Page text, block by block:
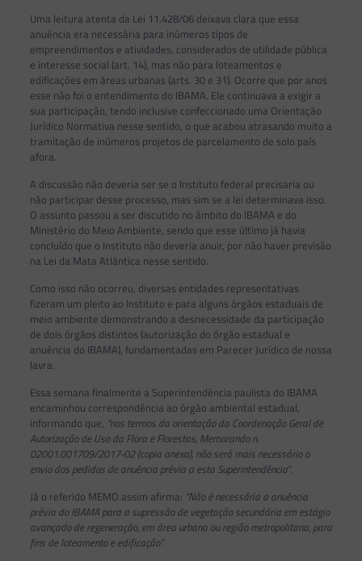
Uma leitura atenta da Lei 11.428/06 deixava clara que essa
anuência era necessária para inúmeros tipos de
empreendimentos e atividades, considerados de utilidade pública
e interesse social (art. 14), mas não para loteamentos e
edificações em áreas urbanas (arts. 30 e 31). Ocorre que por anos
esse não foi o entendimento do IBAMA. Ele continuava a exigir a
sua participação, tendo inclusive confeccionado uma Orientação
Jurídico Normativa nesse sentido, o que acabou atrasando muito a
tramitação de inúmeros projetos de parcelamento de solo país
afora.
A discussão não deveria ser se o Instituto federal precisaria ou
não participar desse processo, mas sim se a lei determinava isso.
O assunto passou a ser discutido no âmbito do IBAMA e do
Ministério do Meio Ambiente, sendo que esse último já havia
concluído que o Instituto não deveria anuir, por não haver previsão
na Lei da Mata Atlântica nesse sentido.
Como isso não ocorreu, diversas entidades representativas
fizeram um pleito ao Instituto e para alguns órgãos estaduais de
meio ambiente demonstrando a desnecessidade da participação
de dois órgãos distintos (autorização do órgão estadual e
anuência do IBAMA), fundamentadas em Parecer Jurídico de nossa
lavra.
Essa semana finalmente a Superintendência paulista do IBAMA
encaminhou correspondência ao órgão ambiental estadual,
informando que, “nos termos da orientação da Coordenação Geral de
Autorização de Uso da Flora e Florestas, Memorando n.
02001.001709/2017-02 (copia anexa), não será mais necessário o
envio dos pedidos de anuência prévia a esta Superintendência”.
Já o referido MEMO assim afirma: “Não é necessária a anuência
prévia do IBAMA para a supressão de vegetação secundária em estágio
avançado de regeneração, em área urbana ou região metropolitana, para
fins de loteamento e edificação”.